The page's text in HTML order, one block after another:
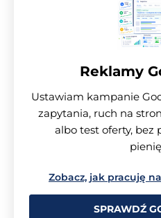
Reklamy
Ustawiam kampanie
zapytania, ruch na
albo test oferty, bez
Zobacz, jak pracuję
SPRAWDŹ